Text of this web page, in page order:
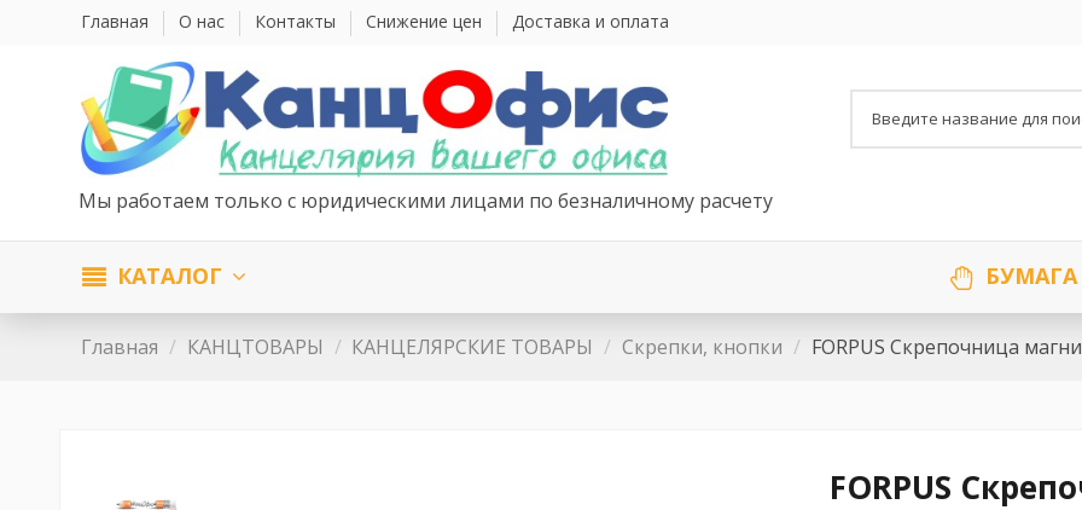
Главная О нас Контакты Снижение цен Доставка и оплата
Мы работаем только с юридическими лицами по безналичному расчету
КАТАЛОГ БУМАГА
Главная КАНЦТОВАРЫ КАНЦЕЛЯРСКИЕ ТОВАРЫ Скрепки, кнопки FORPUS Скрепочница
FORPUS